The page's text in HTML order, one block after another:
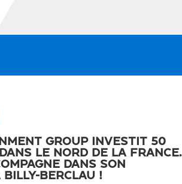
Group investit 50
le Nord de la France.
dans son
Billy-Berclau !